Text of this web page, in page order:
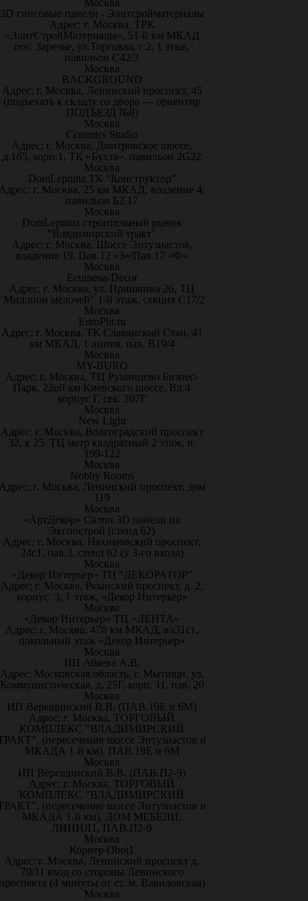
Москва
3D гипсовые панели - Элитсройматериалы
Адрес: г. Москва, ТРК
«ЭлитСтройМатериалы», 51-й км МКАД
пос. Заречье, ул.Торговая, с.2, 1 этаж,
павильон С42/3
Москва
BACKGROUND
Адрес: г. Москва, Ленинский проспект, 45
(подъехать к складу со двора — ориентир
ПОДЪЕЗД №8)
Москва
Ceramics Studio
Адрес: г. Москва, Дмитровское шоссе,
д.165, корп.1, ТК «Бухта», павильон 2G22
Москва
DomLepnina ТК "Конструктор"
г. Москва, 25 км МКАД, владение 4,
павильон Б2.17
Москва
DomLepnina строительный рынок
"Владимирский тракт"
Адрес: г. Москва, Шоссе Энтузиастов,
владение 19, Пав.12 «З»/Пав.17 «Ф»
Москва
Ecumena-Decor
Адрес: г. Москва, ул. Пришвина 26, ТЦ
мелочей" 1-й этаж, секция С17/2
Москва
EuroPlit.ru
Адрес: г. Москва, ТК Славянский Стан, 41
км МКАД, 1 линия, пав. В19/4
Москва
MY-BURO
Адрес: г. Москва, ТЦ Румянцево Бизнес-
Парк. 22ой км Киевского шоссе. Вл.4
корпус Г, сек. 207Г
Москва
New Light
Адрес: г. Москва, Волгоградский проспект
32, к 25. ТЦ метр квадратный 2 этаж, п.
199-122
Москва
Nobby Rooms
г. Москва, Ленинский проспект, дом
119
Москва
«АртДекор» Салон 3D панели на
Экспострой (стенд 62)
Адрес: г. Москва, Нахимовский проспект,
24с1, пав.3, стенд 62 (у 3-го входа)
Москва
«Декор Интерьер» ТЦ "ДЕКОРАТОР"
Адрес: г. Москва, Рязанский проспект, д. 2,
корпус. 3, 1 этаж, «Декор Интерьер»
Москва
«Декор Интерьер» ТЦ «ЛЕНТА»
Адрес: г. Москва, 47й км МКАД, вл31с1,
цокольный этаж «Декор Интерьер»
Москва
ИП Абаева А.В.
Адрес: Московская область, г. Мытищи, ул.
Коммунистическая, д. 25Г, корп. 11, пав. 20
Москва
ИП Верещинский В.В. (ПАВ.19Е и 6М)
Адрес: г. Москва, ТОРГОВЫЙ
КОМПЛЕКС "ВЛАДИМИРСКИЙ
(пересечение шоссе Энтузиастов и
МКАДА 1-й км), ПАВ.19Е и 6М
Москва
ИП Верещинский В.В. (ПАВ.П2-9)
Адрес: г. Москва, ТОРГОВЫЙ
КОМПЛЕКС "ВЛАДИМИРСКИЙ
(пересечение шоссе Энтузиастов и
МКАДА 1-й км), ДОМ МЕБЕЛИ,
ЛИНИЯ1, ПАВ.П2-9
Москва
Корнер Oboi1
Адрес: г. Москва, Ленинский проспект д.
70/11 вход со стороны Ленинского
(4 минуты от ст. м. Вавиловская)
Москва